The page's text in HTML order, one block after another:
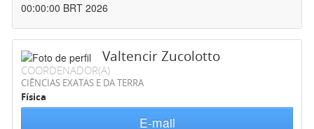
00:00:00 BRT 2026
Valtencir Zucolotto
COORDENADOR(A)
CIÊNCIAS EXATAS E DA TERRA
Física
E-mail